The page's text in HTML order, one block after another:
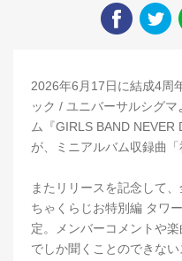
2026年6月17日に結成4周
ック / ユニバーサルシグ
ム『GIRLS BAND NEVER
が、ミニアルバム収録曲「
またリリースを記念して
ちゃくらじお特別編 タワ
定。メンバーコメントや
でしか聞くことのできな